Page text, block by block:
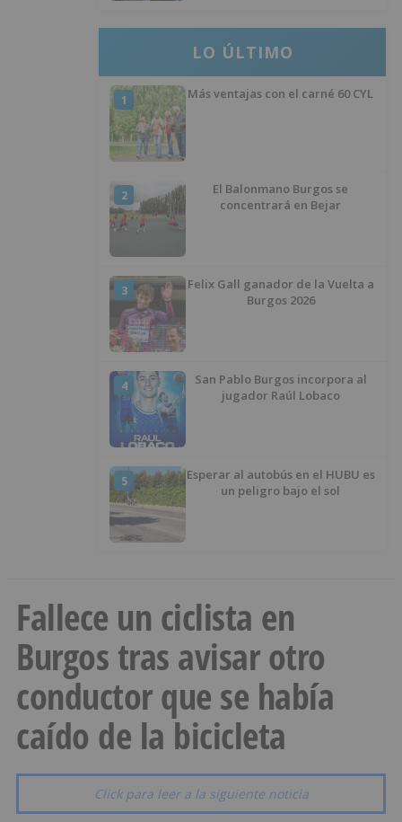
LO ÚLTIMO
1 Más ventajas con el carné 60 CYL
2
El Balonmano Burgos se
concentrará en Bejar
3
Felix Gall ganador de la Vuelta a
Burgos 2026
4
San Pablo Burgos incorpora al
jugador Raúl Lobaco
5
Esperar al autobús en el HUBU es
un peligro bajo el sol
Fallece un ciclista en
Burgos tras avisar otro
conductor que se había
caído de la bicicleta
Click para leer a la siguiente noticia